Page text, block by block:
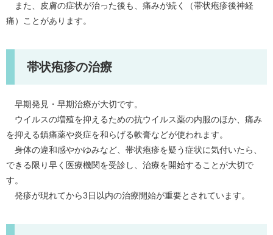
また、皮膚の症状が治った後も、痛みが続く（帯状疱疹後神経
痛）ことがあります。
帯状疱疹の治療
早期発見・早期治療が大切です。
ウイルスの増殖を抑えるための抗ウイルス薬の内服のほか、痛み
を抑える鎮痛薬や炎症を和らげる軟膏などが使われます。
身体の違和感やかゆみなど、帯状疱疹を疑う症状に気付いたら、
できる限り早く医療機関を受診し、治療を開始することが大切で
す。
発疹が現れてから3日以内の治療開始が重要とされています。